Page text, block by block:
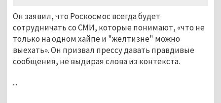
Он заявил, что Роскосмос всегда будет
сотрудничать со СМИ, которые понимают, «что не
только на одном хайпе и "желтизне" можно
выехать». Он призвал прессу давать правдивые
сообщения, не выдирая слова из контекста.
...